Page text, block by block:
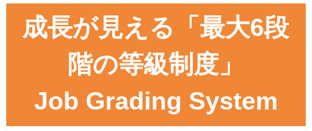
成長が見える「最大6段
階の等級制度」
Job Grading System